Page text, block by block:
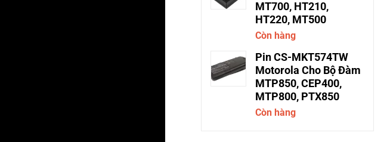
MT700, HT210,
HT220, MT500
Còn hàng
Pin CS-MKT574TW
Motorola Cho Bộ Đàm
MTP850, CEP400,
MTP800, PTX850
Còn hàng